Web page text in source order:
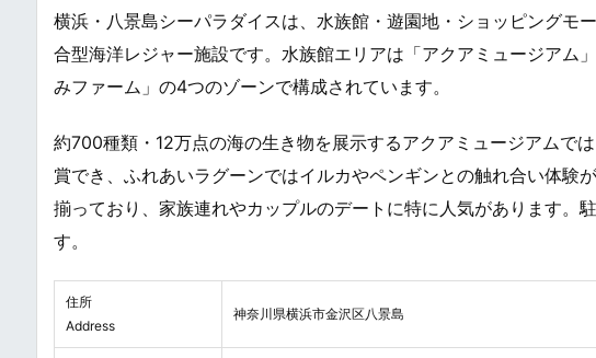
横浜・八景島シーパラダイスは、水族館・遊園地・ショッピングモ
合型海洋レジャー施設です。水族館エリアは「アクアミュージアム
みファーム」の4つのゾーンで構成されています。
約700種類・12万点の海の生き物を展示するアクアミュージアムで
賞でき、ふれあいラグーンではイルカやペンギンとの触れ合い体験
揃っており、家族連れやカップルのデートに特に人気があります
す。
住所
Address
神奈川県横浜市金沢区八景島